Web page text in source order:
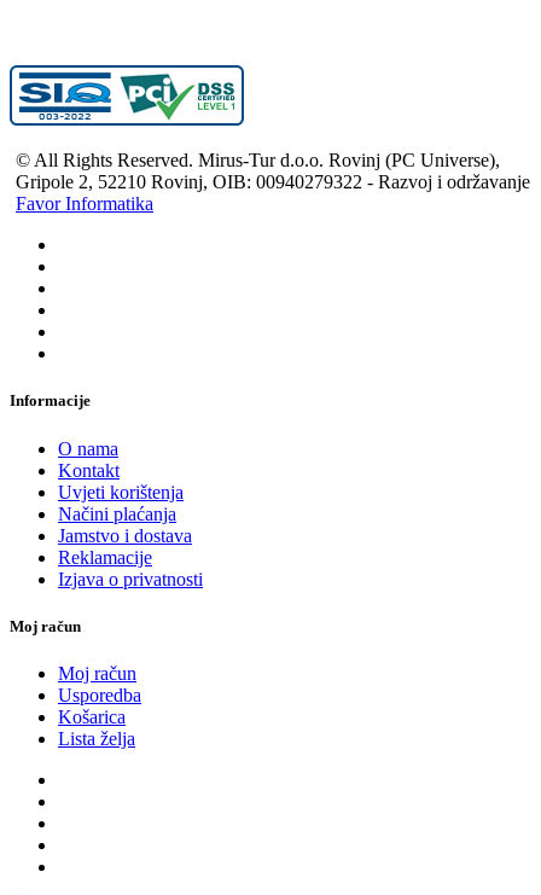
© All Rights Reserved. Mirus-Tur d.o.o. Rovinj (PC Universe),
Gripole 2, 52210 Rovinj, OIB: 00940279322 - Razvoj i održavanje
Favor Informatika
Informacije
O nama
Kontakt
Uvjeti korištenja
Načini plaćanja
Jamstvo i dostava
Reklamacije
Izjava o privatnosti
Moj račun
Moj račun
Usporedba
Košarica
Lista želja